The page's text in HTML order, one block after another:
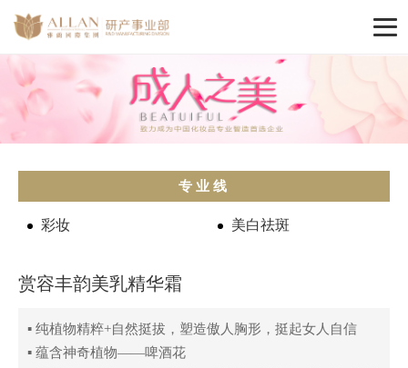
专业线
彩妆 美白祛斑
赏容丰韵美乳精华霜
▪ 纯植物精粹+自然挺拔，塑造傲人胸形，挺起女人自信
▪ 蕴含神奇植物——啤酒花